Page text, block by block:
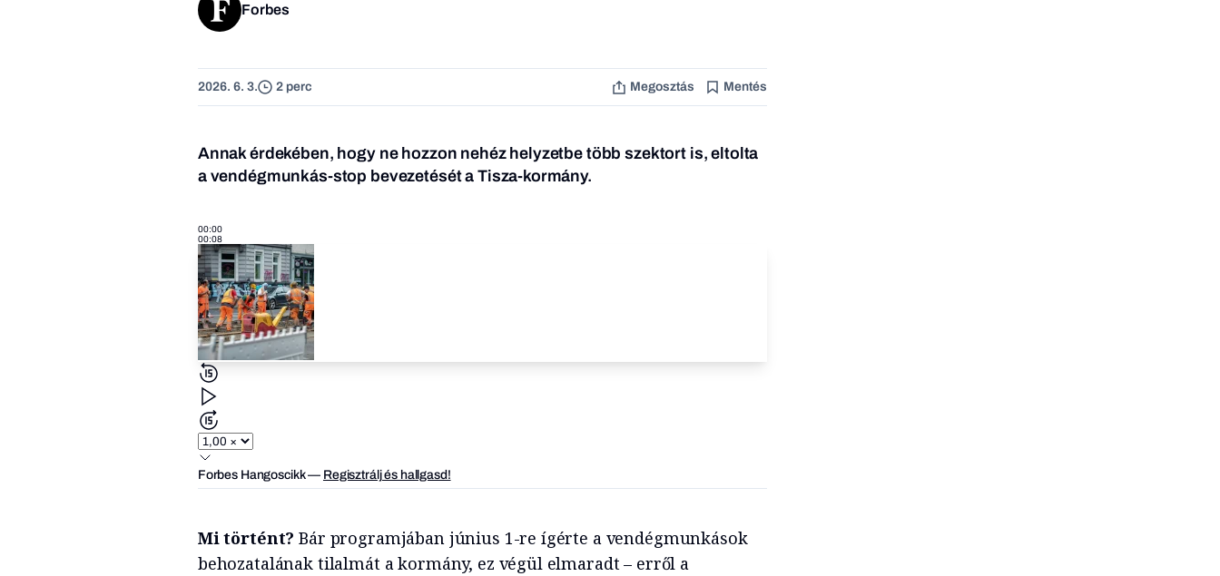
Forbes
2026. 6. 3. 2 perc Megosztás Mentés
Annak érdekében, hogy ne hozzon nehéz helyzetbe több szektort is, eltolta
a vendégmunkás-stop bevezetését a Tisza-kormány.
00:00
00:08
Forbes Hangoscikk— Regisztrálj és hallgasd!
Mi történt? Bár programjában június 1-re ígérte a vendégmunkások
behozatalának tilalmát a kormány, ez végül elmaradt – erről a